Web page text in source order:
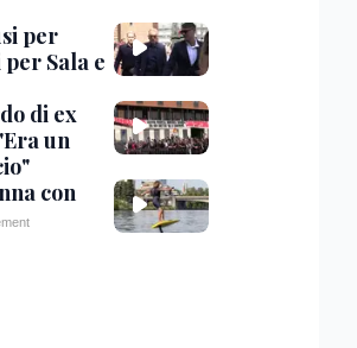
per
Sala e
di ex
un
con